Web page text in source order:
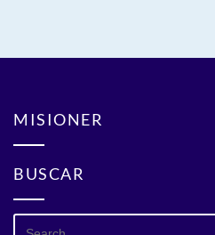
MISIONER
BUSCAR